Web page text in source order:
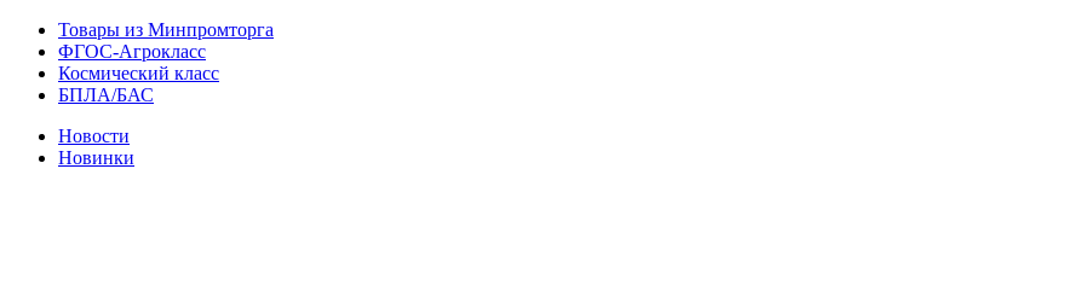
Товары из Минпромторга
ФГОС-Агрокласс
Космический класс
БПЛА/БАС
Новости
Новинки